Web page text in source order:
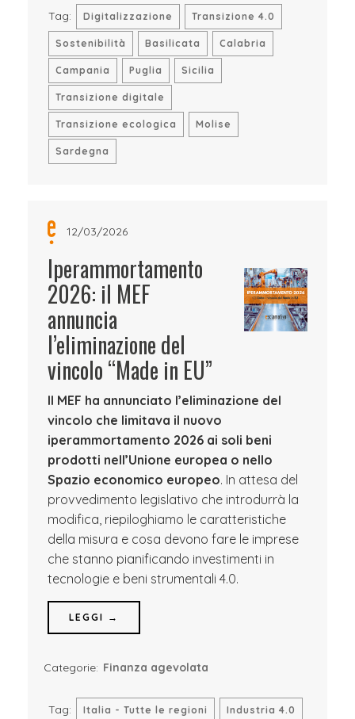
Tag: Digitalizzazione Transizione 4.0
Sostenibilità Basilicata Calabria
Campania Puglia Sicilia
Transizione digitale
Transizione ecologica Molise
Sardegna
12/03/2026
Iperammortamento
2026: il MEF
annuncia
l’eliminazione del
vincolo “Made in EU”
Il MEF ha annunciato l’eliminazione del
vincolo che limitava il nuovo
iperammortamento 2026 ai soli beni
prodotti nell’Unione europea o nello
Spazio economico europeo. In attesa del
provvedimento legislativo che introdurrà la
modifica, riepiloghiamo le caratteristiche
della misura e cosa devono fare le imprese
che stanno pianificando investimenti in
tecnologie e beni strumentali 4.0.
LEGGI →
Categorie: Finanza agevolata
Tag: Italia - Tutte le regioni Industria 4.0